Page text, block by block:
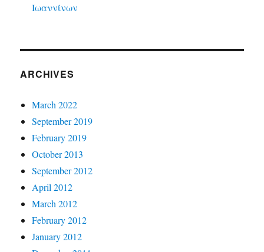
Ιωαννίνων
ARCHIVES
March 2022
September 2019
February 2019
October 2013
September 2012
April 2012
March 2012
February 2012
January 2012